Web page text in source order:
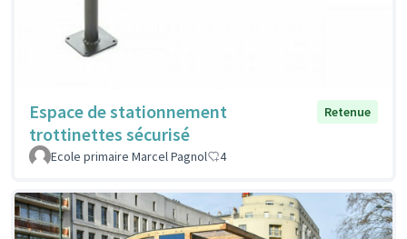
Espace de stationnement
trottinettes sécurisé
Retenue
Ecole primaire Marcel Pagnol 4